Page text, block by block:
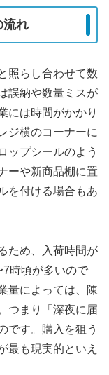
流れ
照らし合わせて数
誤納や数量ミスが
には時間がかかり
ジ横のコーナーに
ップシールのよう
ーや新商品棚に置
を付ける場合もあ
ため、入荷時間が
時頃が多いので
量によっては、陳
つまり「深夜に届
です。購入を狙う
最も現実的といえ